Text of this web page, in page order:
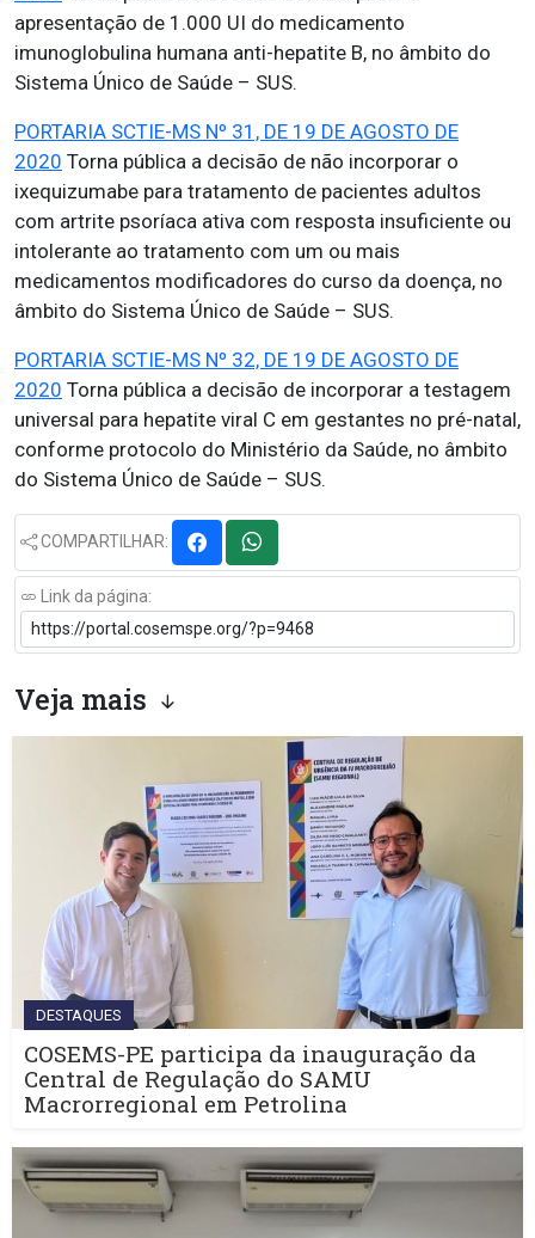
apresentação de 1.000 UI do medicamento
imunoglobulina humana anti-hepatite B, no âmbito do
Sistema Único de Saúde – SUS.
PORTARIA SCTIE-MS Nº 31, DE 19 DE AGOSTO DE
2020 Torna pública a decisão de não incorporar o
ixequizumabe para tratamento de pacientes adultos
com artrite psoríaca ativa com resposta insuficiente ou
intolerante ao tratamento com um ou mais
medicamentos modificadores do curso da doença, no
âmbito do Sistema Único de Saúde – SUS.
PORTARIA SCTIE-MS Nº 32, DE 19 DE AGOSTO DE
2020 Torna pública a decisão de incorporar a testagem
universal para hepatite viral C em gestantes no pré-natal,
conforme protocolo do Ministério da Saúde, no âmbito
do Sistema Único de Saúde – SUS.
COMPARTILHAR:
Link da página:
Veja mais
DESTAQUES
COSEMS-PE participa da inauguração da
Central de Regulação do SAMU
Macrorregional em Petrolina